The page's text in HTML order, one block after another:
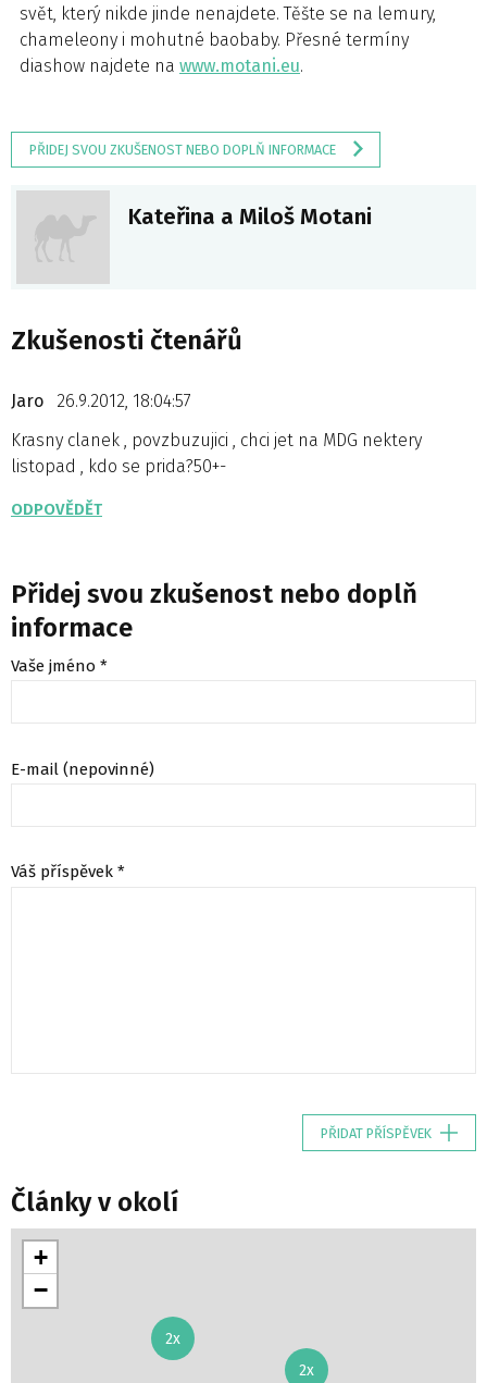
svět, který nikde jinde nenajdete. Těšte se na lemury,
chameleony i mohutné baobaby. Přesné termíny
diashow najdete na www.motani.eu.
PŘIDEJ SVOU ZKUŠENOST NEBO DOPLŇ INFORMACE
Kateřina a Miloš Motani
Zkušenosti čtenářů
Jaro
26.9.2012, 18:04:57
Krasny clanek , povzbuzujici , chci jet na MDG nektery
listopad , kdo se prida?50+-
ODPOVĚDĚT
Přidej svou zkušenost nebo doplň
informace
Vaše jméno *
E-mail (nepovinné)
Váš příspěvek *
PŘIDAT PŘÍSPĚVEK
Články v okolí
2x
2x
+
−